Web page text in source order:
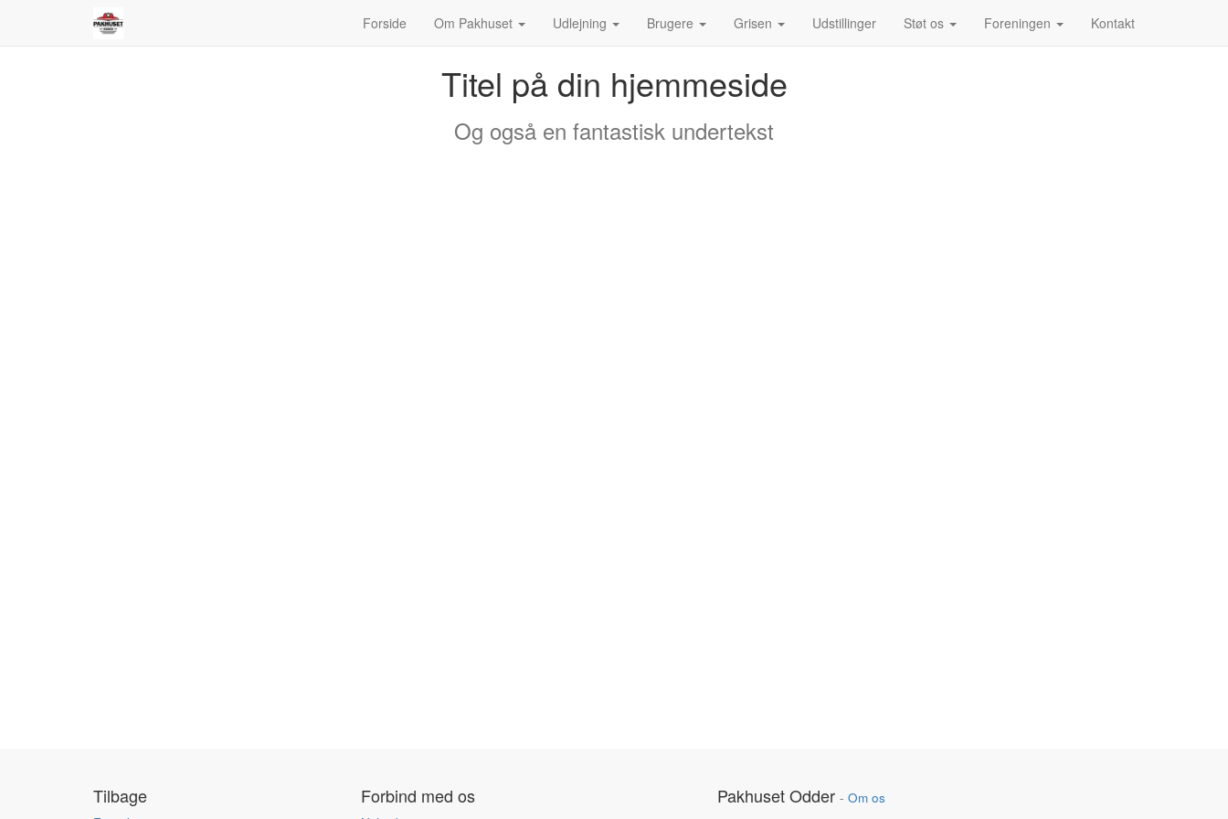
Forside Om Pakhuset Udlejning Brugere Grisen Udstillinger Støt os Foreningen Kontakt
Titel på din hjemmeside
Og også en fantastisk undertekst
Tilbage Forbind med os Pakhuset Odder - Om os